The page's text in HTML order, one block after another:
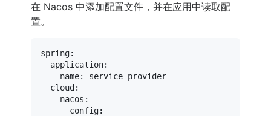
在 Nacos 中添加配置文件，并在应用中读取配
置。
spring:
application:
name:
service-provider
cloud:
nacos:
config: